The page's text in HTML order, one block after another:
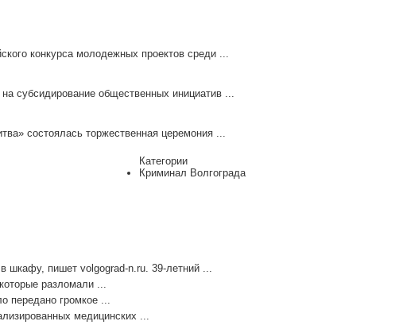
конкурса молодежных проектов среди ...
субсидирование общественных инициатив ...
состоялась торжественная церемония ...
Категории
Криминал Волгограда
шкафу, пишет volgograd-n.ru. 39-летний ...
разломали ...
передано громкое ...
медицинских ...